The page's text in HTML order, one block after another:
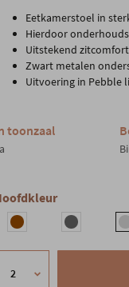
Eetkamerstoel in
Hierdoor
Uitstekend zitcomfort
Zwart metalen
Uitvoering in Pebble
toonzaal